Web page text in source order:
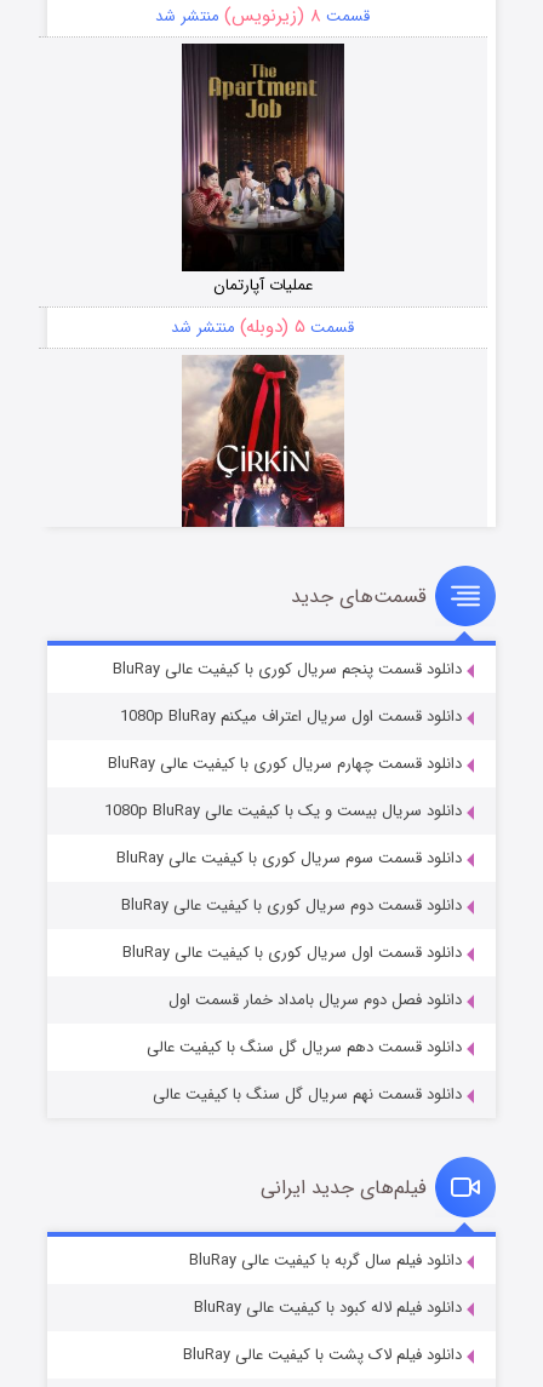
قسمت ۸ (زیرنویس) منتشر شد
عملیات آپارتمان
قسمت ۵ (دوبله) منتشر شد
سریال زشت
قسمت۲ (زیرنویس) منتشر شد
مردگان متحرک: شهر مرده ۳
قسمت۲ (زیرنویس) منتشر شد
قسمت۷ (زیرنویس) منتشر شد
قسمت‌های جدید
دانلود قسمت پنجم سریال کوری با کیفیت عالی BluRay
دانلود قسمت اول سریال اعتراف میکنم 1080p BluRay
دانلود قسمت چهارم سریال کوری با کیفیت عالی BluRay
دانلود سریال بیست و یک با کیفیت عالی 1080p BluRay
دانلود قسمت سوم سریال کوری با کیفیت عالی BluRay
دانلود قسمت دوم سریال کوری با کیفیت عالی BluRay
دانلود قسمت اول سریال کوری با کیفیت عالی BluRay
دانلود فصل دوم سریال بامداد خمار قسمت اول
دانلود قسمت دهم سریال گل سنگ با کیفیت عالی
دانلود قسمت نهم سریال گل سنگ با کیفیت عالی
فیلم‌های جدید ایرانی
دانلود فیلم سال گربه با کیفیت عالی BluRay
دانلود فیلم لاله کبود با کیفیت عالی BluRay
دانلود فیلم لاک پشت با کیفیت عالی BluRay